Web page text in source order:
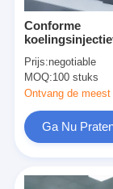
Conforme
voor complexe
onderdelen via
3D Print / CNC
Prijs:negotiable
MOQ:100 stuks
Ga Nu